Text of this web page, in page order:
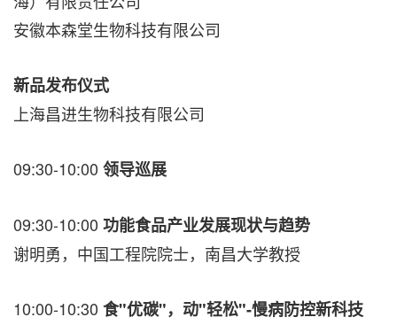
安徽本森堂生物科技有限公司
新品发布仪式
上海昌进生物科技有限公司
09:30-10:00 领导巡展
09:30-10:00 功能食品产业发展现状与趋势
谢明勇，中国工程院院士，南昌大学教授
10:00-10:30 食"优碳"，动"轻松"-慢病防控新科技